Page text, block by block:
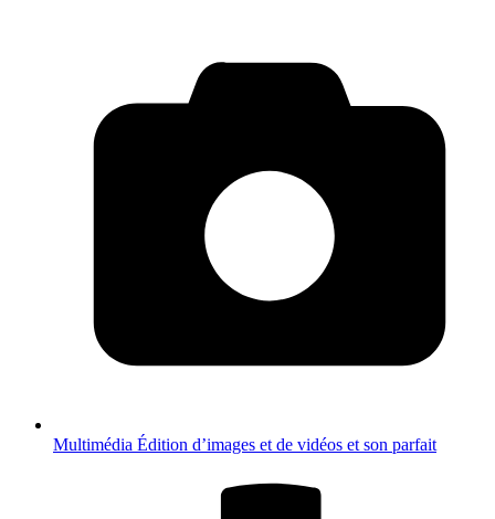
Multimédia Édition d’images et de vidéos et son parfait